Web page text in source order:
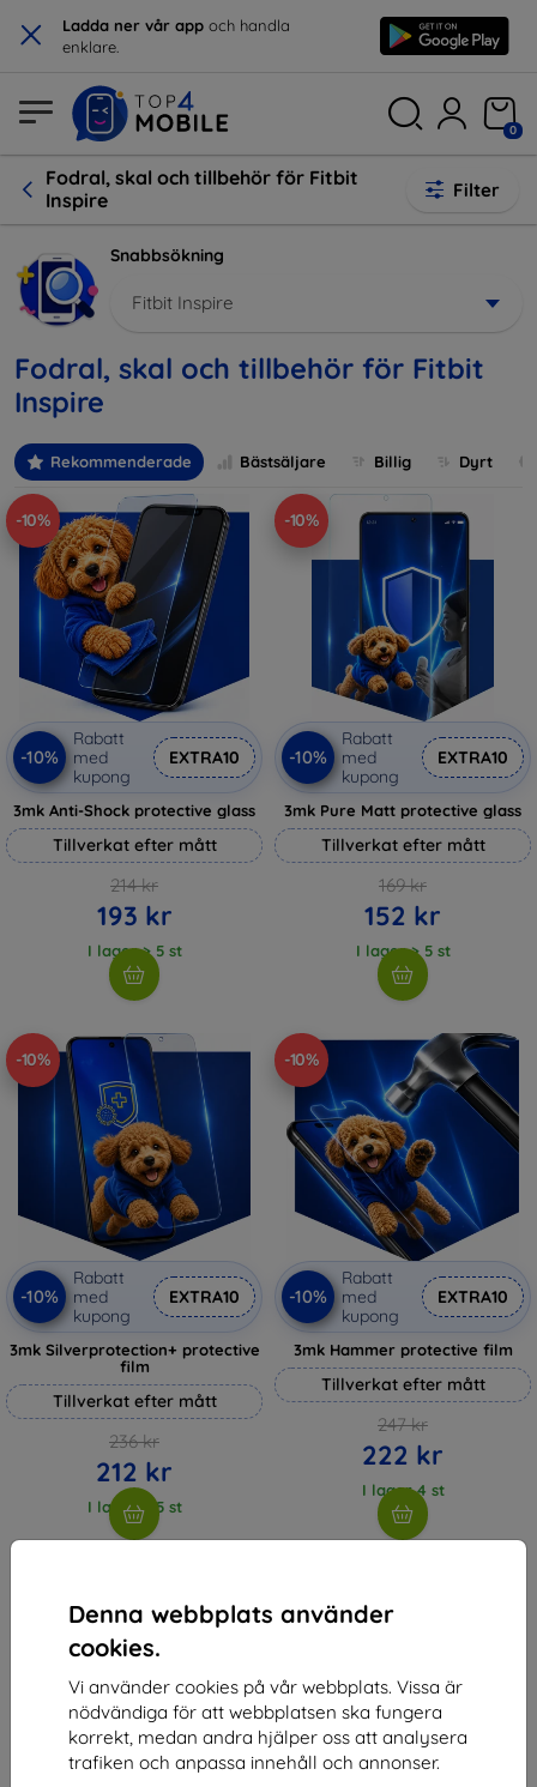
× Ladda ner vår app och handla
enklare.
Denna webbplats använder
cookies.
Vi använder cookies på vår webbplats. Vissa är
nödvändiga för att webbplatsen ska fungera
korrekt, medan andra hjälper oss att analysera
trafiken och anpassa innehåll och annonser.
0
Fodral, skal och tillbehör för Fitbit
Inspire
Filter
Snabbsökning
Fitbit Inspire
Fodral, skal och tillbehör för Fitbit
Inspire
Rekommenderade Bästsäljare Billig Dyrt
-10%
-10%
Rabatt
med
kupong
EXTRA10
3mk Anti-Shock protective glass
Tillverkat efter mått
214 kr
193 kr
I lager > 5 st
-10%
-10%
Rabatt
med
kupong
EXTRA10
3mk Pure Matt protective glass
Tillverkat efter mått
169 kr
152 kr
I lager > 5 st
-10%
-10%
Rabatt
med
kupong
EXTRA10
3mk Silverprotection+ protective
film
Tillverkat efter mått
236 kr
212 kr
I lager > 5 st
-10%
-10%
Rabatt
med
kupong
EXTRA10
3mk Hammer protective film
Tillverkat efter mått
247 kr
222 kr
I lager 4 st
av totalt4.